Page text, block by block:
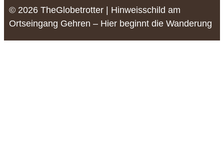
© 2026 TheGlobetrotter | Hinweisschild am
Ortseingang Gehren – Hier beginnt die Wanderung